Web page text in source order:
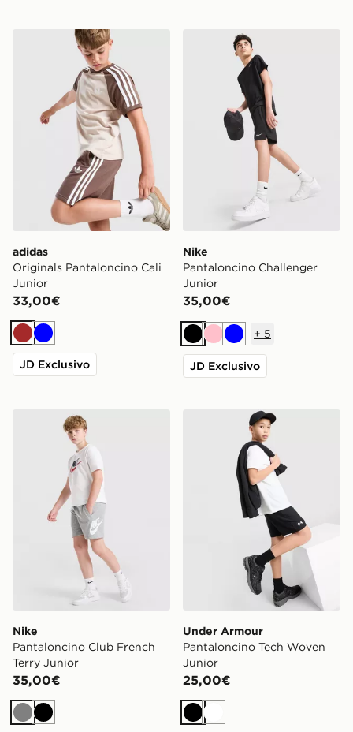
adidas Originals Pantaloncino Cali Junior
adidas
Originals Pantaloncino Cali
Junior
33,00€
Marrone
Blu
JD Exclusivo
Nike Pantaloncino
Nike
Pantaloncino Challenger
Junior
35,00€
NeroRosa
Blu
+ 5
JD Exclusivo
Nike Pantaloncino Club French Terry Junior
Nike
Pantaloncino Club French
Terry Junior
35,00€
Grigio
Nero
Under Armour
Under Armour
Pantaloncino Tech Woven
Junior
25,00€
NeroBianco